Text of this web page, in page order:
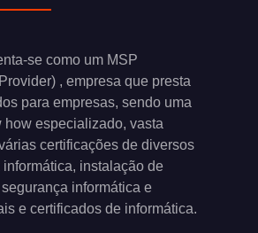
se como um MSP
, empresa que presta
para empresas, sendo uma
how especializado, vasta
certificações de diversos
instalação de
informática e
e certificados de informática.